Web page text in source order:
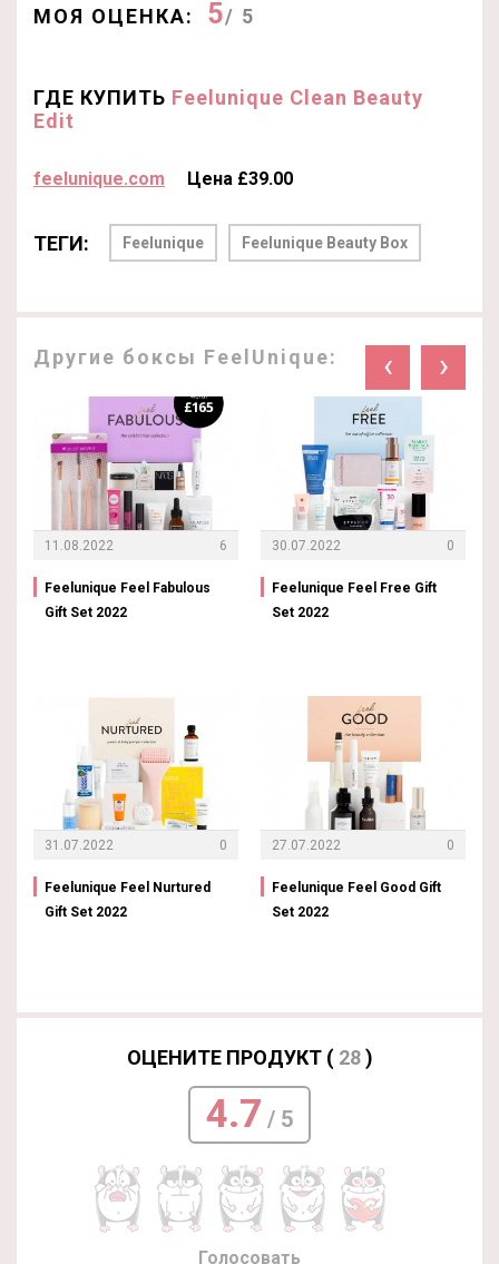
МОЯ ОЦЕНКА: 5/ 5
ГДЕ КУПИТЬ Feelunique Clean Beauty
Edit
feelunique.com Цена £39.00
ТЕГИ: Feelunique Feelunique Beauty Box
Другие боксы FeelUnique: ‹ ›
11.08.2022 6
Feelunique Feel Fabulous
Gift Set 2022
31.07.2022 0
Feelunique Feel Nurtured
Gift Set 2022
30.07.2022 0
Feelunique Feel Free Gift
Set 2022
27.07.2022 0
Feelunique Feel Good Gift
Set 2022
ОЦЕНИТЕ ПРОДУКТ ( 28)
4.7 / 5
Голосовать